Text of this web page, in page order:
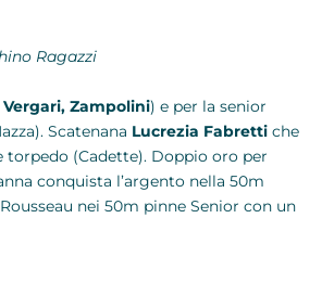
Ragazzi
Zampolini) e per la senior
Scatenana Lucrezia Fabretti che
(Cadette). Doppio oro per
conquista l’argento nella 50m
nei 50m pinne Senior con un